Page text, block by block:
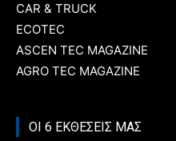
CAR & TRUCK
ECOTEC
ASCEN TEC MAGAZINE
AGRO TEC MAGAZINE
ΟΙ 6 ΕΚΘΕΣΕΙΣ ΜΑΣ